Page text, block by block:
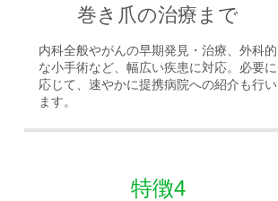
巻き爪の治療まで
内科全般やがんの早期発見・治療、外科的
な小手術など、幅広い疾患に対応。必要に
応じて、速やかに提携病院への紹介も行い
ます。
特徴4